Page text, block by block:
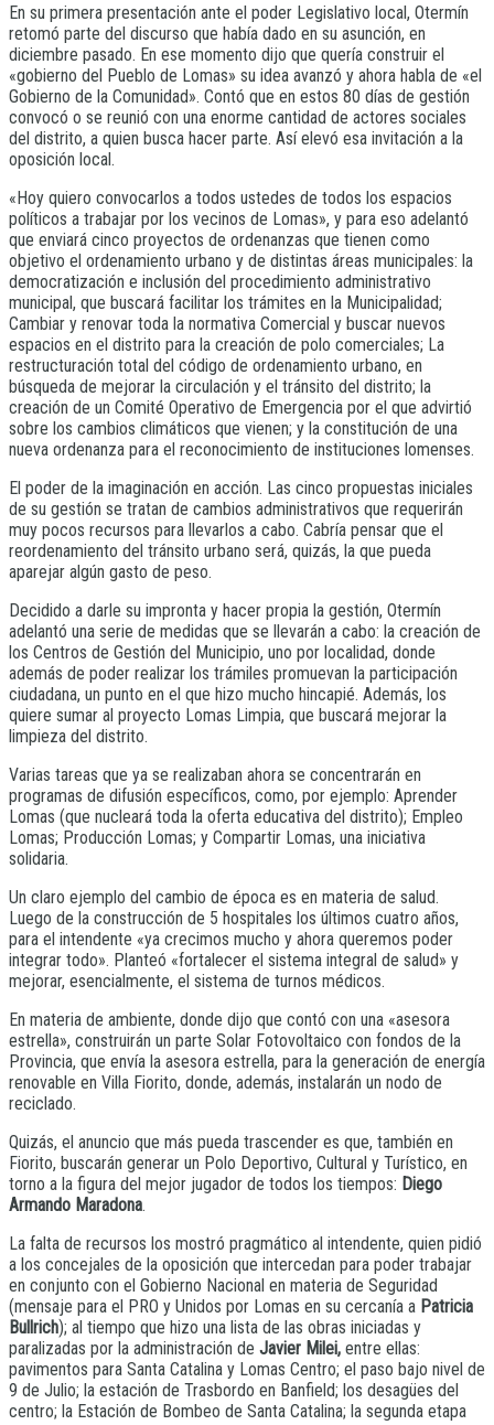
En su primera presentación ante el poder Legislativo local, Otermín
retomó parte del discurso que había dado en su asunción, en
diciembre pasado. En ese momento dijo que quería construir el
«gobierno del Pueblo de Lomas» su idea avanzó y ahora habla de «el
Gobierno de la Comunidad». Contó que en estos 80 días de gestión
convocó o se reunió con una enorme cantidad de actores sociales
del distrito, a quien busca hacer parte. Así elevó esa invitación a la
oposición local.
«Hoy quiero convocarlos a todos ustedes de todos los espacios
políticos a trabajar por los vecinos de Lomas», y para eso adelantó
que enviará cinco proyectos de ordenanzas que tienen como
objetivo el ordenamiento urbano y de distintas áreas municipales: la
democratización e inclusión del procedimiento administrativo
municipal, que buscará facilitar los trámites en la Municipalidad;
Cambiar y renovar toda la normativa Comercial y buscar nuevos
espacios en el distrito para la creación de polo comerciales; La
restructuración total del código de ordenamiento urbano, en
búsqueda de mejorar la circulación y el tránsito del distrito; la
creación de un Comité Operativo de Emergencia por el que advirtió
sobre los cambios climáticos que vienen; y la constitución de una
nueva ordenanza para el reconocimiento de instituciones lomenses.
El poder de la imaginación en acción. Las cinco propuestas iniciales
de su gestión se tratan de cambios administrativos que requerirán
muy pocos recursos para llevarlos a cabo. Cabría pensar que el
reordenamiento del tránsito urbano será, quizás, la que pueda
aparejar algún gasto de peso.
Decidido a darle su impronta y hacer propia la gestión, Otermín
adelantó una serie de medidas que se llevarán a cabo: la creación de
los Centros de Gestión del Municipio, uno por localidad, donde
además de poder realizar los trámiles promuevan la participación
ciudadana, un punto en el que hizo mucho hincapié. Además, los
quiere sumar al proyecto Lomas Limpia, que buscará mejorar la
limpieza del distrito.
Varias tareas que ya se realizaban ahora se concentrarán en
programas de difusión específicos, como, por ejemplo: Aprender
Lomas (que nucleará toda la oferta educativa del distrito); Empleo
Lomas; Producción Lomas; y Compartir Lomas, una iniciativa
solidaria.
Un claro ejemplo del cambio de época es en materia de salud.
Luego de la construcción de 5 hospitales los últimos cuatro años,
para el intendente «ya crecimos mucho y ahora queremos poder
integrar todo». Planteó «fortalecer el sistema integral de salud» y
mejorar, esencialmente, el sistema de turnos médicos.
En materia de ambiente, donde dijo que contó con una «asesora
estrella», construirán un parte Solar Fotovoltaico con fondos de la
Provincia, que envía la asesora estrella, para la generación de energía
renovable en Villa Fiorito, donde, además, instalarán un nodo de
reciclado.
Quizás, el anuncio que más pueda trascender es que, también en
Fiorito, buscarán generar un Polo Deportivo, Cultural y Turístico, en
torno a la figura del mejor jugador de todos los tiempos: Diego
Armando Maradona.
La falta de recursos los mostró pragmático al intendente, quien pidió
a los concejales de la oposición que intercedan para poder trabajar
en conjunto con el Gobierno Nacional en materia de Seguridad
(mensaje para el PRO y Unidos por Lomas en su cercanía a Patricia
Bullrich); al tiempo que hizo una lista de las obras iniciadas y
paralizadas por la administración de Javier Milei, entre ellas:
pavimentos para Santa Catalina y Lomas Centro; el paso bajo nivel de
9 de Julio; la estación de Trasbordo en Banfield; los desagües del
centro; la Estación de Bombeo de Santa Catalina; la segunda etapa